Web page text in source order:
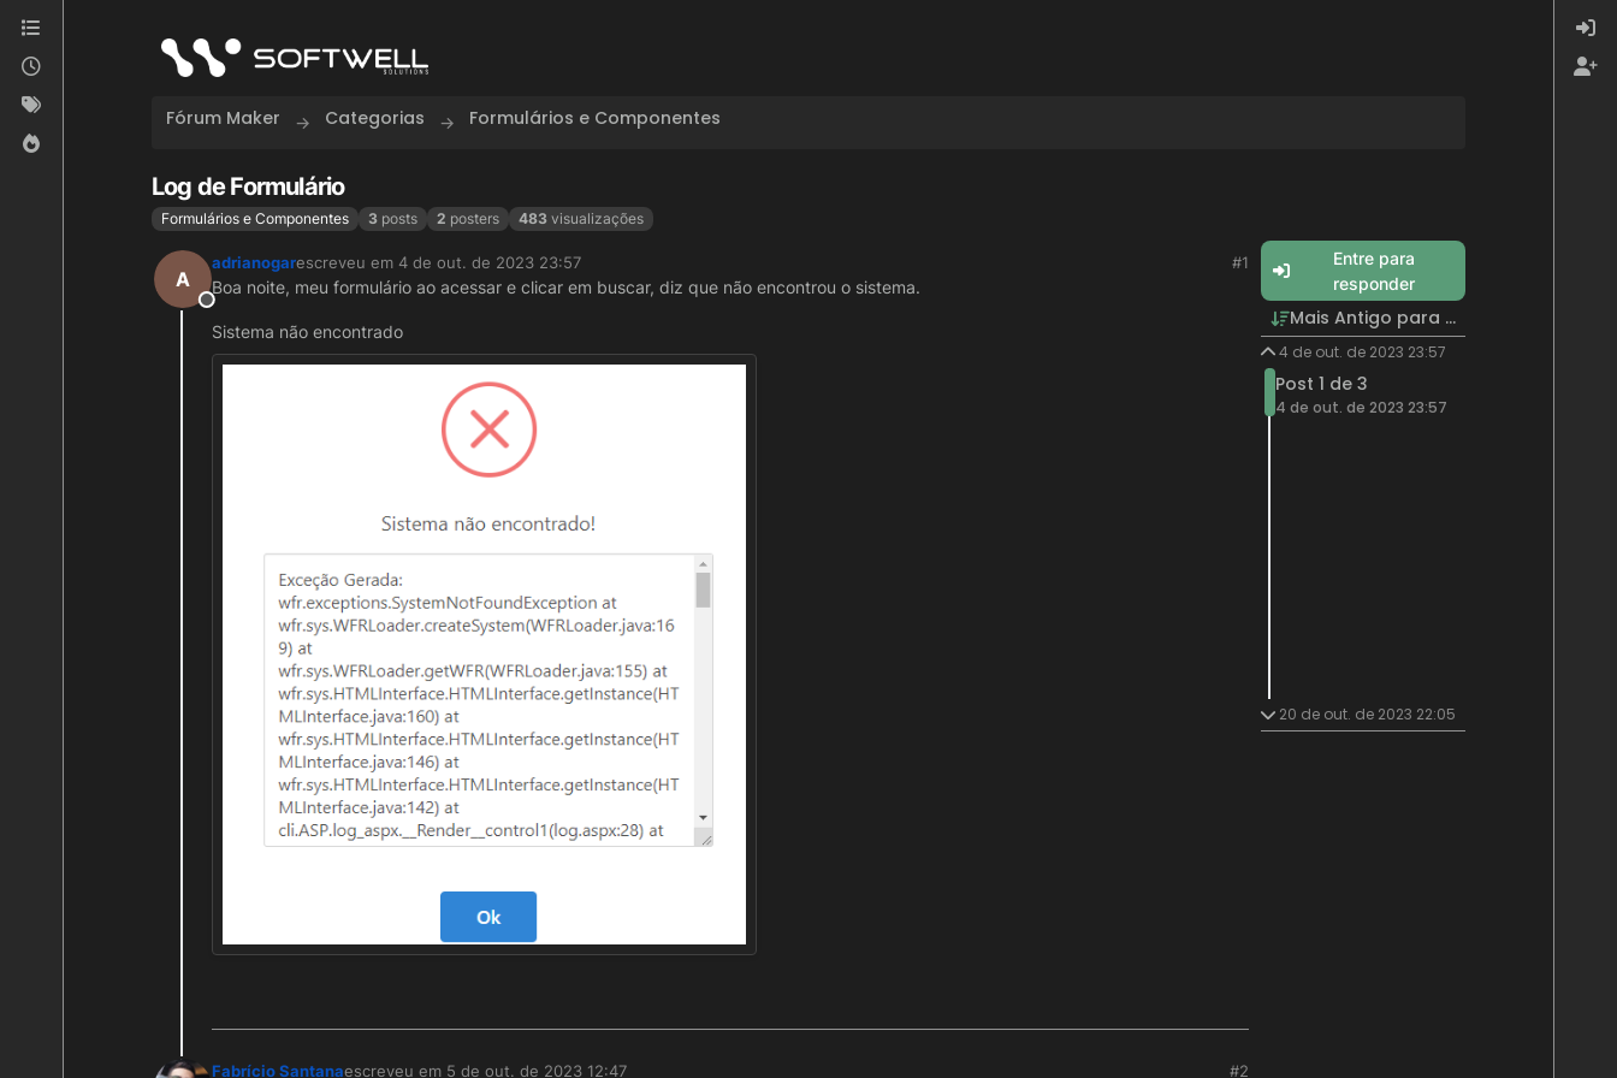
Skip to content
Fórum Maker Categorias Formulários e Componentes
Log de Formulário
Formulários e Componentes 3 posts 2 posters 483 visualizações
A
Offline
adrianogarescreveu em 4 de out. de 2023 23:57
última edição por
#1
Boa noite, meu formulário ao acessar e clicar em buscar, diz que não encontrou o sistema.
Sistema não encontrado
Fabrício Santanaescreveu em 5 de out. de 2023 12:47 #2
Entre para
responder
Mais Antigo para Mais Recente
4 de out. de 2023 23:57
Post 1 de 3
4 de out. de 2023 23:57
20 de out. de 2023 22:05